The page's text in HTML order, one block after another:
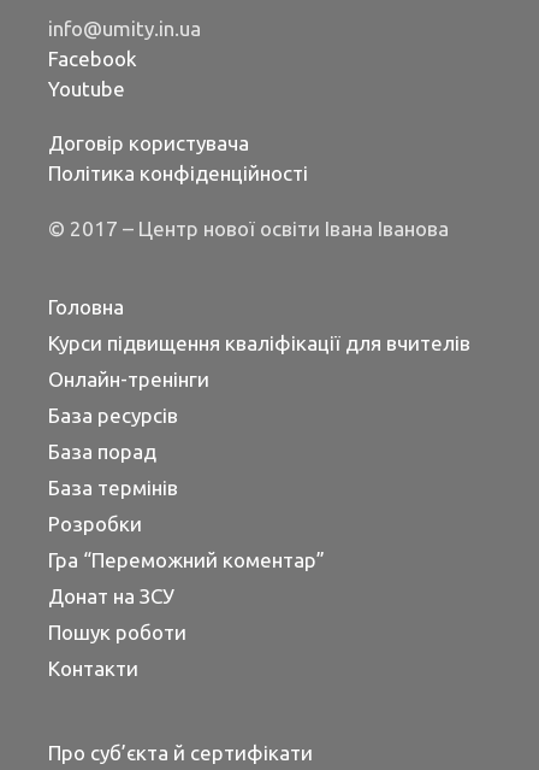
info@umity.in.ua
Facebook
Youtube
Договір користувача
Політика конфіденційності
© 2017 – Центр нової освіти Івана Іванова
Головна
Курси підвищення кваліфікації для вчителів
Онлайн-тренінги
База ресурсів
База порад
База термінів
Розробки
Гра “Переможний коментар”
Донат на ЗСУ
Пошук роботи
Контакти
Про суб’єкта й сертифікати